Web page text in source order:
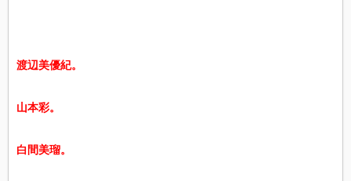
渡辺美優紀。
山本彩。
白間美瑠。